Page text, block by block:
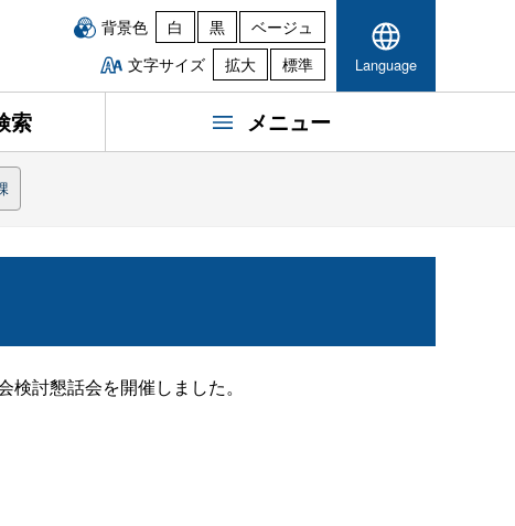
背景色 白 黒
ベージュ
文字サイズ
拡大 標準 Language
索 メニュー
討懇話会を開催しました。